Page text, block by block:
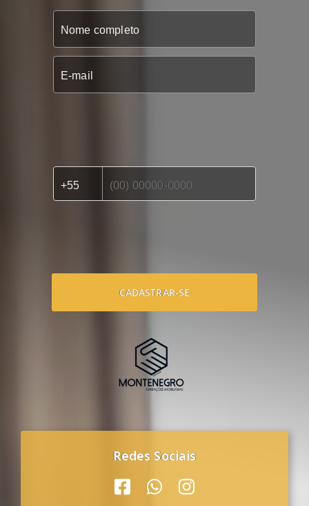
CADASTRAR-SE
Redes Sociais